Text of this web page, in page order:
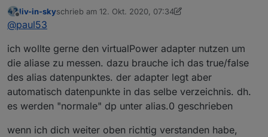
Ordner-Struktur verwenden wie unter "alias.0". Unter
Hardware-Datenpunkte.
Offline
liv-in-skyschrieb am 12. Okt. 2020, 07:34
zuletzt editiert von liv-in-sky 10. Dez. 2020, 09:36
@paul53
ich wollte gerne den virtualPower adapter nutzen um
die aliase zu messen. dazu brauche ich das true/false
des alias datenpunktes. der adapter legt aber
automatisch datenpunkte in das selbe verzeichnis. dh.
es werden "normale" dp unter alias.0 geschrieben
wenn ich dich weiter oben richtig verstanden habe,